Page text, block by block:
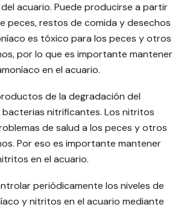
acuario. Puede producirse a partir
peces, restos de comida y desechos
es tóxico para los peces y otros
por lo que es importante mantener
en el acuario.
de la degradación del
bacterias nitrificantes. Los nitritos
de salud a los peces y otros
Por eso es importante mantener
en el acuario.
periódicamente los niveles de
y nitritos en el acuario mediante